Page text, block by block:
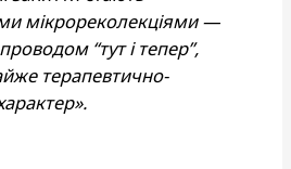
мікрореколекціями —
“тут і тепер”,
терапевтично-